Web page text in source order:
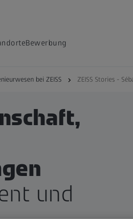
Bewerbung
bei ZEISS ZEISS Stories -
und